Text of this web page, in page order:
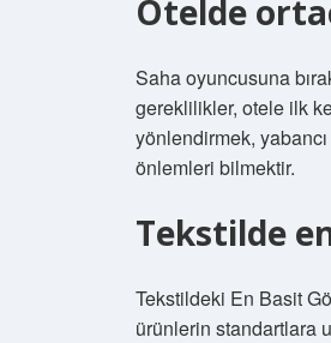
Otelde
Saha oyuncusuna
gereklilikler, otele ilk
yönlendirmek,
önlemleri bilmektir.
Tekstilde
Tekstildeki En Basit
ürünlerin standartlara